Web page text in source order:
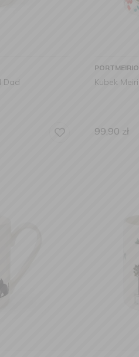
Dad Kubek
99,90 zł